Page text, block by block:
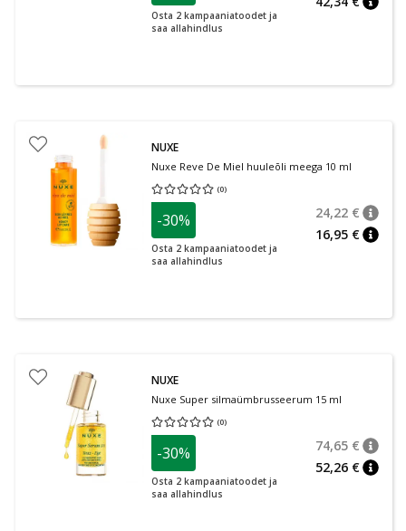
Osta 2 kampaaniatoodet ja
saa allahindlus
NUXE
Nuxe Reve De Miel huuleõli meega 10 ml
(0)
Keskmine hinnang 0.00
-30%
Osta 2 kampaaniatoodet ja
saa allahindlus
24,22 €
16,95 €
NUXE
Nuxe Super silmaümbrusseerum 15 ml
(0)
Keskmine hinnang 0.00
-30%
Osta 2 kampaaniatoodet ja
saa allahindlus
74,65 €
52,26 €